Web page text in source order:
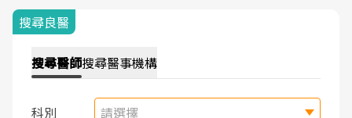
搜尋良醫
搜尋醫師搜尋醫事機構
科別 請選擇